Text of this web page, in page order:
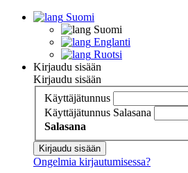
Suomi
Suomi
Englanti
Ruotsi
Kirjaudu sisään
Kirjaudu sisään
Käyttäjätunnus
Käyttäjätunnus Salasana
Salasana
Kirjaudu sisään
Ongelmia kirjautumisessa?